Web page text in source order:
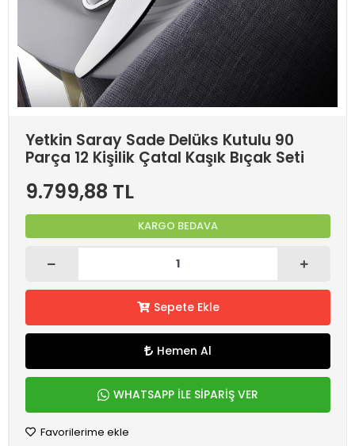
Yetkin Saray Sade Delüks Kutulu 90
Parça 12 Kişilik Çatal Kaşık Bıçak Seti
9.799,88 TL
KARGO BEDAVA
Sepete Ekle
Hemen Al
WHATSAPP İLE SİPARİŞ VER
Favorilerime ekle